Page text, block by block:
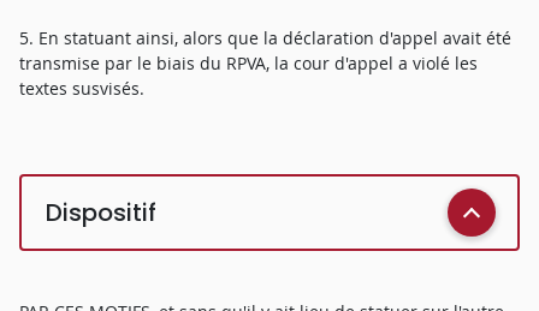
5. En statuant ainsi, alors que la déclaration d'appel avait été
transmise par le biais du RPVA, la cour d'appel a violé les
textes susvisés.
Dispositif